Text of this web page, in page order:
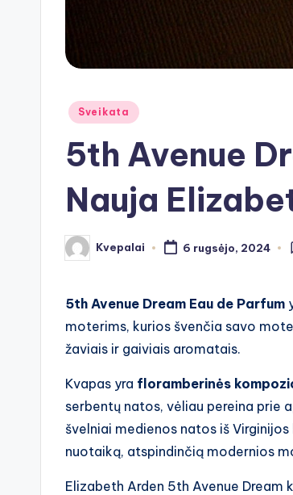
Posted
Sveikata
5th Avenue
Nauja
Posted
by
Kvepalai 6 rugsėjo, 2024
5th Avenue Dream Eau de Parfum
moterims, kurios švenčia savo
žaviais ir gaiviais aromatais.
Kvapas yra floramberinės
serbentų natos, vėliau pereina prie
švelniai medienos natos iš
nuotaiką, atspindinčią modernios
Elizabeth Arden 5th Avenue Dream